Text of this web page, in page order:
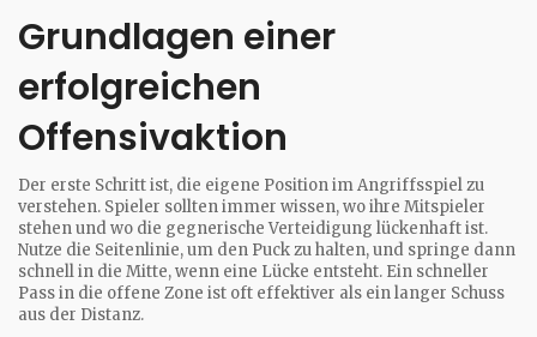
Grundlagen einer
erfolgreichen
Offensivaktion
Der erste Schritt ist, die eigene Position im Angriffsspiel zu
verstehen. Spieler sollten immer wissen, wo ihre Mitspieler
stehen und wo die gegnerische Verteidigung lückenhaft ist.
Nutze die Seitenlinie, um den Puck zu halten, und springe dann
schnell in die Mitte, wenn eine Lücke entsteht. Ein schneller
Pass in die offene Zone ist oft effektiver als ein langer Schuss
aus der Distanz.